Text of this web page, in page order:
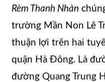
Rèm Thanh Nhàn
trường Mần Non Lê
thuận lợi trên hai
quận Hà Đông. Là
đường Quang Trung